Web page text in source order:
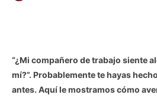
“¿Mi compañero de trabajo siente
mí?”. Probablemente te hayas
antes. Aquí le mostramos cómo